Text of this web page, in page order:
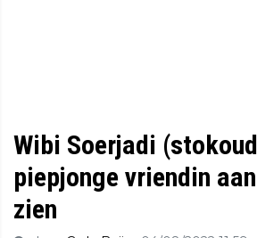
Wibi Soerjadi
piepjonge vriendin
zien